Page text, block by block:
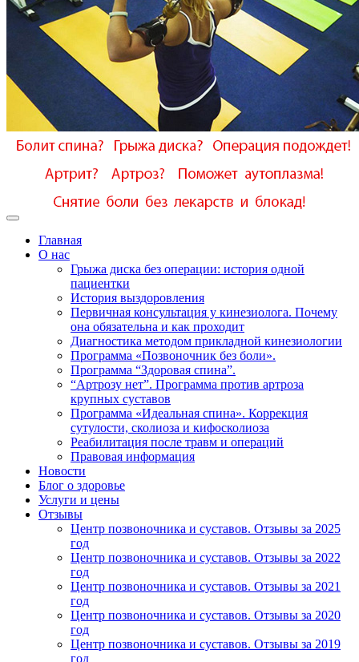
Главная
О нас
Грыжа диска без операции: история одной
пациентки
История выздоровления
Первичная консультация у кинезиолога. Почему
она обязательна и как проходит
Диагностика методом прикладной кинезиологии
Программа «Позвоночник без боли».
Программа “Здоровая спина”.
“Артрозу нет”. Программа против артроза
крупных суставов
Программа «Идеальная спина». Коррекция
сутулости, сколиоза и кифосколиоза
Реабилитация после травм и операций
Правовая информация
Новости
Блог о здоровье
Услуги и цены
Отзывы
Центр позвоночника и суставов. Отзывы за 2025
год
Центр позвоночника и суставов. Отзывы за 2022
год
Центр позвоночника и суставов. Отзывы за 2021
год
Центр позвоночника и суставов. Отзывы за 2020
год
Центр позвоночника и суставов. Отзывы за 2019
год